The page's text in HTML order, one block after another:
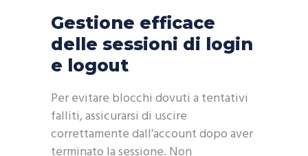
Gestione efficace
delle sessioni di login
e logout
Per evitare blocchi dovuti a tentativi
falliti, assicurarsi di uscire
correttamente dall’account dopo aver